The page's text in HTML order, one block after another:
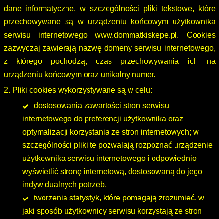
dane informatyczne, w szczególności pliki tekstowe, które
przechowywane są w urządzeniu końcowym użytkownika
serwisu internetowego www.dommatkiskepe.pl. Cookies
zazwyczaj zawierają nazwę domeny serwisu internetowego,
z którego pochodzą, czas przechowywania ich na
urządzeniu końcowym oraz unikalny numer.
2. Pliki cookies wykorzystywane są w celu:
dostosowania zawartości stron serwisu
internetowego do preferencji użytkownika oraz
optymalizacji korzystania ze stron internetowych; w
szczególności pliki te pozwalają rozpoznać urządzenie
użytkownika serwisu internetowego i odpowiednio
wyświetlić stronę internetową, dostosowaną do jego
indywidualnych potrzeb,
tworzenia statystyk, które pomagają zrozumieć, w
jaki sposób użytkownicy serwisu korzystają ze stron